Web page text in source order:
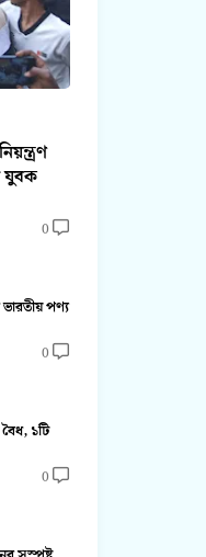
যুবক
0
পণ্য
0
১টি
0